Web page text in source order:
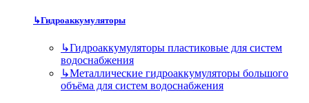
↳Гидроаккумуляторы
↳Гидроаккумуляторы пластиковые для систем
водоснабжения
↳Металлические гидроаккумуляторы большого
объёма для систем водоснабжения